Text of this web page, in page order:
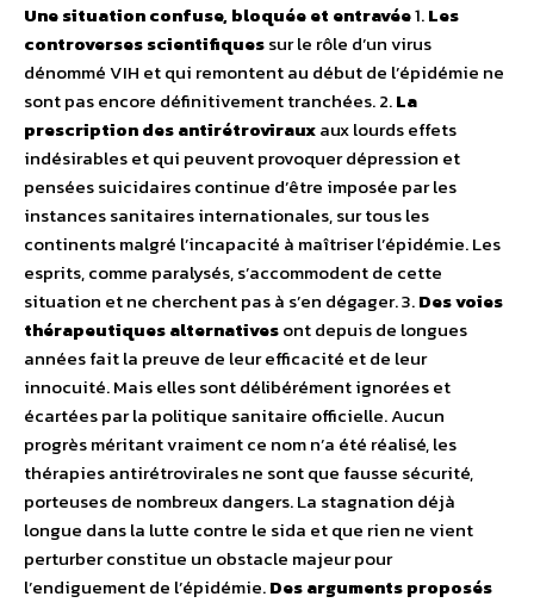
Une situation confuse, bloquée et entravée1.Les
controverses scientifiquessur le rôle d’un virus
dénommé VIH et qui remontent au début de l’épidémie ne
sont pas encore définitivement tranchées. 2.La
prescription des antirétrovirauxaux lourds effets
indésirables et qui peuvent provoquer dépression et
pensées suicidaires continue d’être imposée par les
instances sanitaires internationales, sur tous les
continents malgré l’incapacité à maîtriser l’épidémie. Les
esprits, comme paralysés, s’accommodent de cette
situation et ne cherchent pas à s’en dégager. 3.Des voies
thérapeutiques alternativesont depuis de longues
années fait la preuve de leur efficacité et de leur
innocuité. Mais elles sont délibérément ignorées et
écartées par la politique sanitaire officielle. Aucun
progrès méritant vraiment ce nom n’a été réalisé, les
thérapies antirétrovirales ne sont que fausse sécurité,
porteuses de nombreux dangers. La stagnation déjà
longue dans la lutte contre le sida et que rien ne vient
perturber constitue un obstacle majeur pour
l’endiguement de l’épidémie.Des arguments proposés